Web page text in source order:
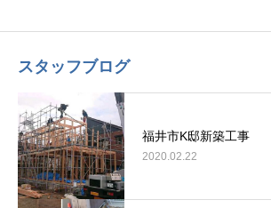
スタッフブログ
福井市K邸新築工事
2020.02.22